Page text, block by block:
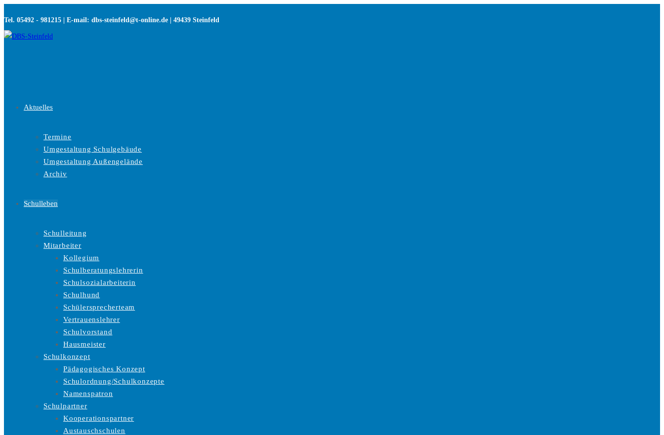
Inhalt
springen
Tel. 05492 - 981215 | E-mail: dbs-steinfeld@t-online.de | 49439 Steinfeld
Aktuelles
Termine
Umgestaltung Schulgebäude
Umgestaltung Außengelände
Archiv
Schulleben
Schulleitung
Mitarbeiter
Kollegium
Schulberatungslehrerin
Schulsozialarbeiterin
Schulhund
Schülersprecherteam
Vertrauenslehrer
Schulvorstand
Hausmeister
Schulkonzept
Pädagogisches Konzept
Schulordnung/Schulkonzepte
Namenspatron
Schulpartner
Kooperationspartner
Austauschschulen